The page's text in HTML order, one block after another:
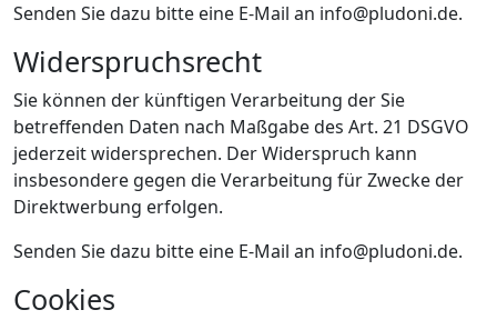
Senden Sie dazu bitte eine E-Mail an info@pludoni.de.
Widerspruchsrecht
Sie können der künftigen Verarbeitung der Sie
betreffenden Daten nach Maßgabe des Art. 21 DSGVO
jederzeit widersprechen. Der Widerspruch kann
insbesondere gegen die Verarbeitung für Zwecke der
Direktwerbung erfolgen.
Senden Sie dazu bitte eine E-Mail an info@pludoni.de.
Cookies